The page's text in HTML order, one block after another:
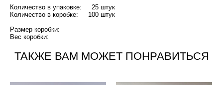
Количество в упаковке: 25 штук
Количество в коробке: 100 штук
Размер коробки:
Вес коробки:
ТАКЖЕ ВАМ МОЖЕТ ПОНРАВИТЬСЯ